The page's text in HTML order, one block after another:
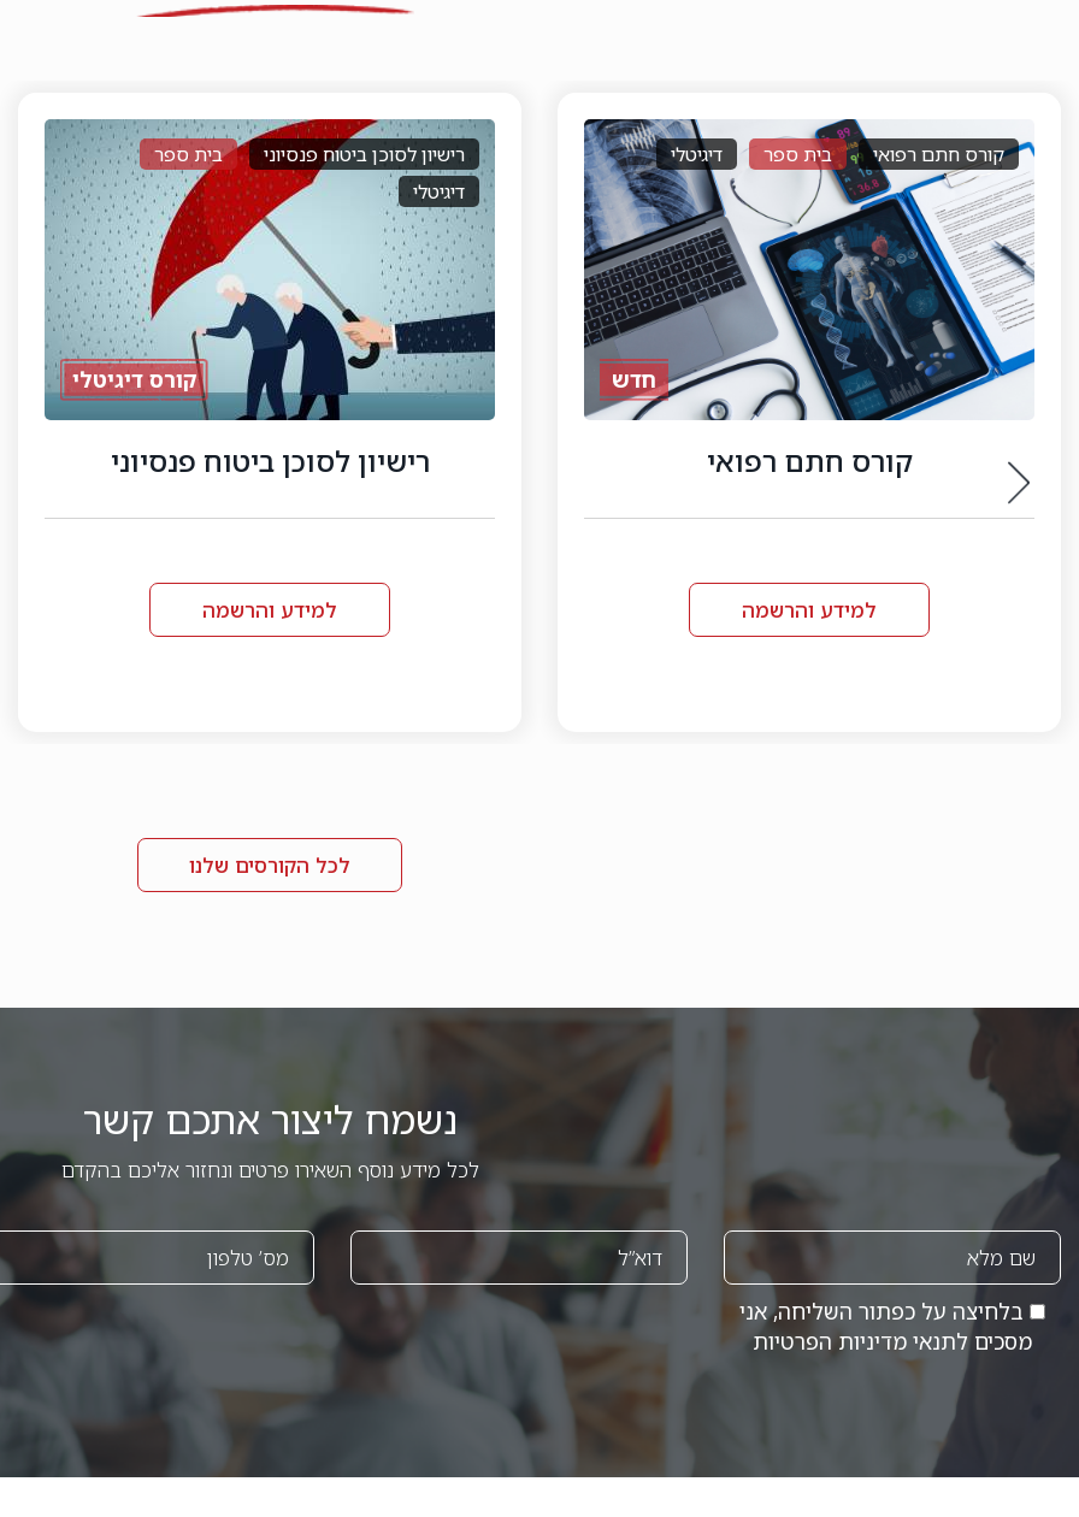
קורס דיגיטלי
רישיון לסוכן ביטוח פנסיוני
בית ספר
דיגיטלי
רישיון לסוכן ביטוח פנסיוני
למידע והרשמה
קורס מתכנן פרישה בית ספר
משולב
קורס מתכנן פרישה
למידע והרשמה
לכל הקורסים שלנו
נשמח ליצור אתכם קשר
לכל מידע נוסף השאירו פרטים ונחזור אליכם בהקדם
בלחיצה על כפתור השליחה, אני
מסכים לתנאי מדיניות הפרטיות